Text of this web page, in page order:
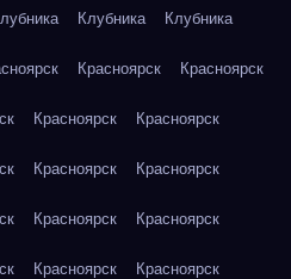
Клубника Клубника
Красноярск Красноярск
Красноярск Красноярск
Красноярск Красноярск
Красноярск Красноярск
Красноярск Красноярск